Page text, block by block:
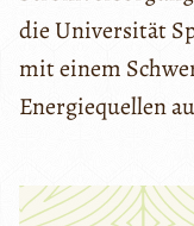
die Universität
mit einem
Energiequellen